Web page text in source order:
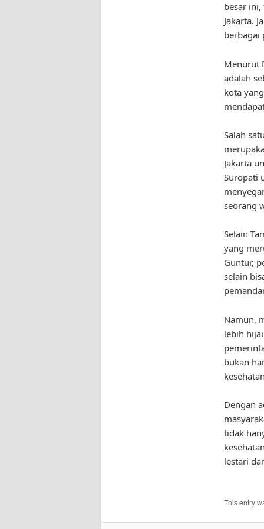
besar
Jakarta.
berbagai
Menurut
adalah
kota
Salah
Jakarta
Suropati
seorang
Selain
yang
Guntur,
selain
Namun,
lebih
bukan
Dengan
tidak
lestari
This entry